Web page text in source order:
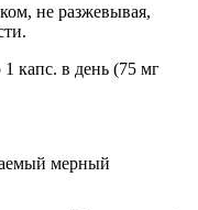
не разжевывая,
1 капс. в день (75 мг
мерный